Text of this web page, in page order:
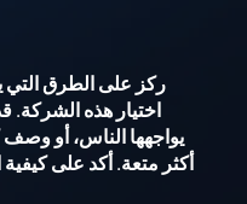
ركز على الطرق التي
اختيار هذه الشركة.
يواجهها الناس، أو وصف
أكثر متعة. أكد على